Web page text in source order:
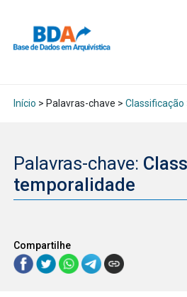
Início > Palavras-chave > Classificação
Palavras-chave:
temporalidade
Compartilhe